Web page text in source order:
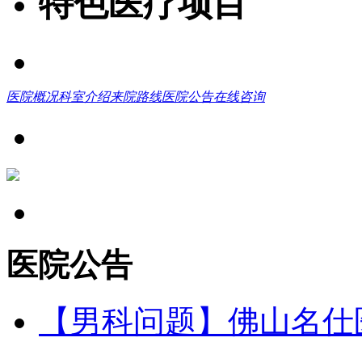
医院概况科室介绍来院路线医院公告在线咨询
医院公告
【男科问题】佛山名